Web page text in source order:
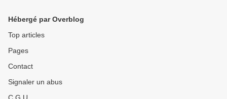
Hébergé par Overblog
Top articles
Pages
Contact
Signaler un abus